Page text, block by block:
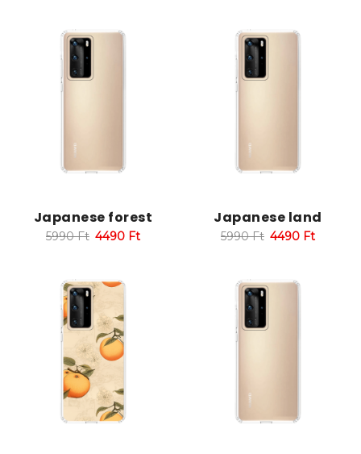
Japanese forest
5990Ft 4490 Ft
Japanese land
5990Ft 4490 Ft